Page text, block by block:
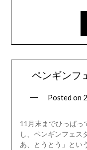
ペンギンフ
Posted on
11月末までひっぱっ
し、ペンギンフェス
あ、とうとう」とい